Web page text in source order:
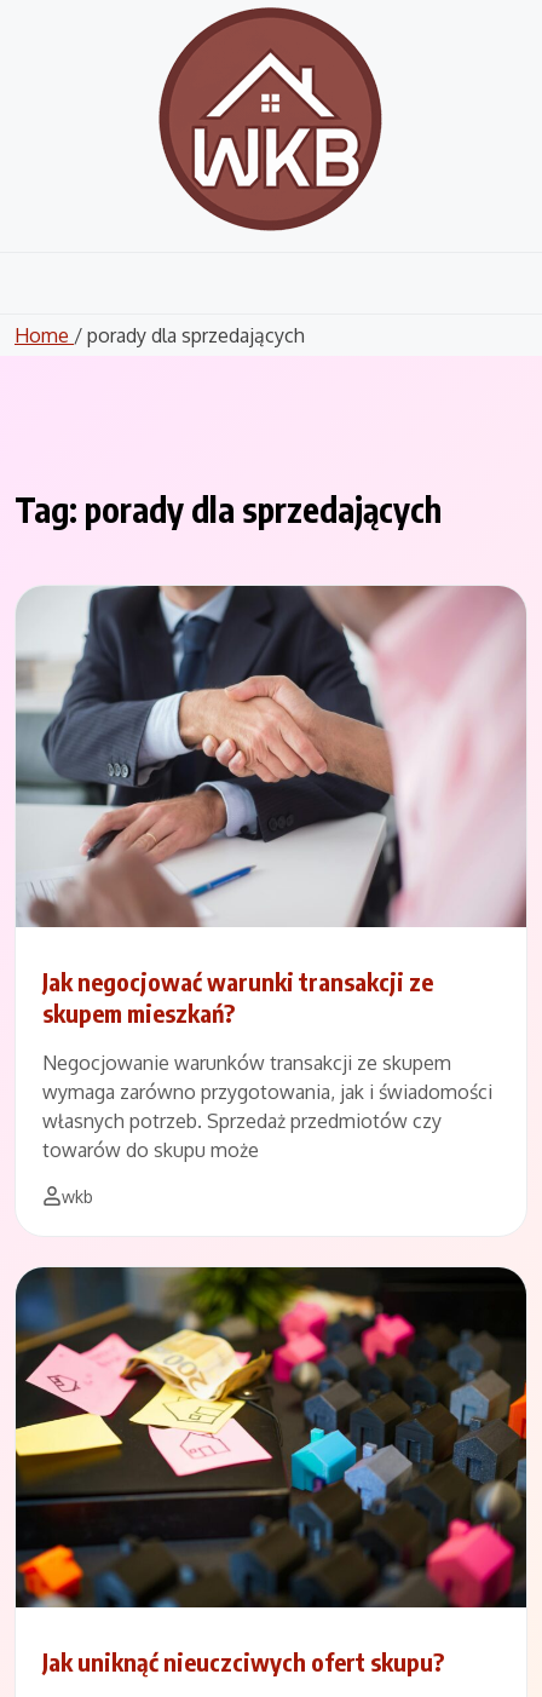
Home / porady dla sprzedających
Tag: porady dla sprzedających
Jak negocjować warunki transakcji ze
skupem mieszkań?
Negocjowanie warunków transakcji ze skupem
wymaga zarówno przygotowania, jak i świadomości
własnych potrzeb. Sprzedaż przedmiotów czy
towarów do skupu może
wkb
Jak uniknąć nieuczciwych ofert skupu?